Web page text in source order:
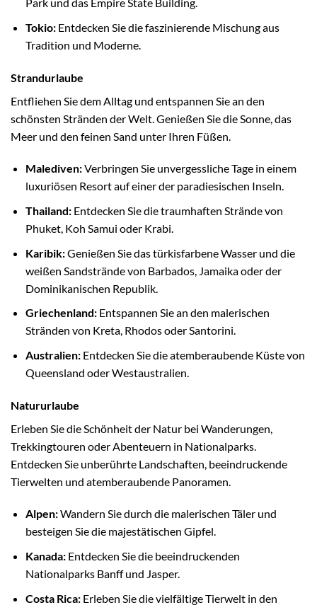
Tokio:Entdecken Sie die faszinierende Mischung aus
Tradition und Moderne.
Strandurlaube
Entfliehen Sie dem Alltag und entspannen Sie an den
schönsten Stränden der Welt. Genießen Sie die Sonne, das
Meer und den feinen Sand unter Ihren Füßen.
Malediven:Verbringen Sie unvergessliche Tage in einem
luxuriösen Resort auf einer der paradiesischen Inseln.
Thailand:Entdecken Sie die traumhaften Strände von
Phuket, Koh Samui oder Krabi.
Karibik:Genießen Sie das türkisfarbene Wasser und die
weißen Sandstrände von Barbados, Jamaika oder der
Dominikanischen Republik.
Griechenland:Entspannen Sie an den malerischen
Stränden von Kreta, Rhodos oder Santorini.
Australien:Entdecken Sie die atemberaubende Küste von
Queensland oder Westaustralien.
Natururlaube
Erleben Sie die Schönheit der Natur bei Wanderungen,
Trekkingtouren oder Abenteuern in Nationalparks.
Entdecken Sie unberührte Landschaften, beeindruckende
Tierwelten und atemberaubende Panoramen.
Alpen:Wandern Sie durch die malerischen Täler und
besteigen Sie die majestätischen Gipfel.
Kanada:Entdecken Sie die beeindruckenden
Nationalparks Banff und Jasper.
Costa Rica:Erleben Sie die vielfältige Tierwelt in den